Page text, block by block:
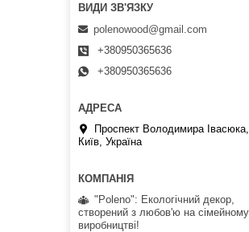
polenowood@gmail.com
+380950365636
+380950365636
Проспект Володимира
Київ, Україна
"Poleno": Екологічний декор,
створений з любов'ю на сімейному
виробництві!